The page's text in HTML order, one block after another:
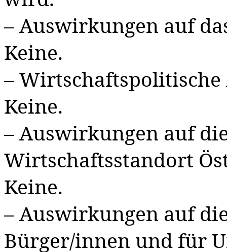
– Auswirkungen auf
Keine.
–
Keine.
– Auswirkungen auf
Wirtschaftsstandort
Keine.
– Auswirkungen auf
Bürger/innen und für